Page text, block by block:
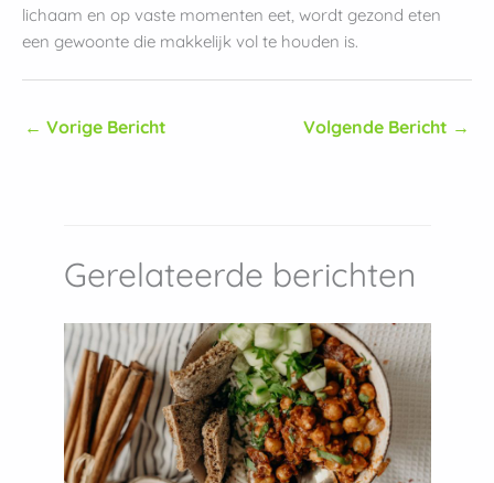
lichaam en op vaste momenten eet, wordt gezond eten
een gewoonte die makkelijk vol te houden is.
← Vorige Bericht Volgende Bericht →
Gerelateerde berichten